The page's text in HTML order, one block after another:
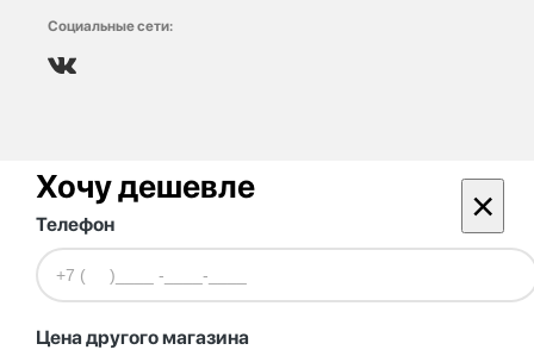
Социальные сети:
Хочу дешевле ×
Телефон
Цена другого магазина